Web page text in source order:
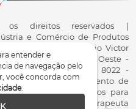
entender e
de navegação pelo
você concorda com
.
os direitos reservados |
e Comércio de Produtos
0001-78 | R. Antônio Victor
II, Santa Tereza do Oeste -
conosco: 0800 200 8022 -
de Funcionamento de
Fabricação de Produtos para
- Fisioterapeuta